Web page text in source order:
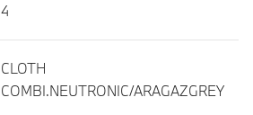
4
CLOTH
COMBI.NEUTRONIC/ARAGAZGREY